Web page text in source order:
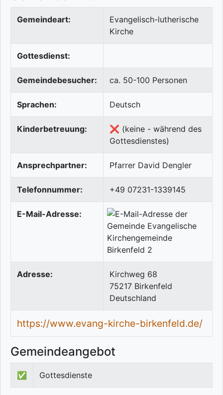
Gemeindeart:
Evangelisch-lutherische
Kirche
Gottesdienst:
Gemeindebesucher: ca. 50-100 Personen
Sprachen: Deutsch
Kinderbetreuung:
❌ (keine - während des
Gottesdienstes)
Ansprechpartner: Pfarrer David Dengler
Telefonnummer: +49 07231-1339145
E-Mail-Adresse:
Adresse:
Kirchweg 68
75217 Birkenfeld
Deutschland
https://www.evang-kirche-birkenfeld.de/
Gemeindeangebot
✅ Gottesdienste